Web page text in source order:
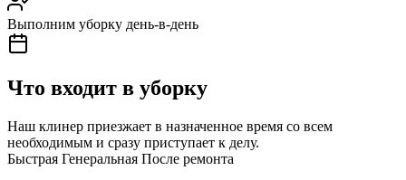
Выполним уборку день-в-день
Что входит в уборку
Наш клинер приезжает в назначенное время со всем
необходимым и сразу приступает к делу.
Быстрая Генеральная После ремонта